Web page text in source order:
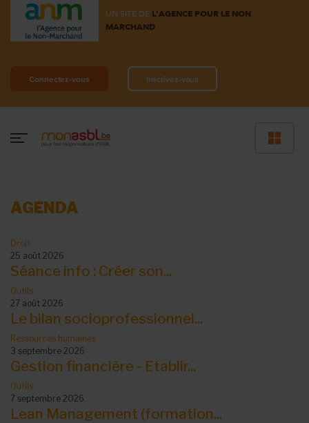
UN SITE DE L'AGENCE POUR LE NON
MARCHAND
Connectez-vous Inscrivez-vous
AGENDA
Droit
25 août 2026
Séance info : Créer son...
Outils
27 août 2026
Le bilan socioprofessionnel...
Ressources humaines
3 septembre 2026
Gestion financière - Etablir...
Outils
7 septembre 2026
Lean Management (formation...